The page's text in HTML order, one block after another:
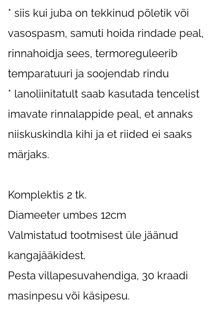
* siis kui juba on tekkinud põletik või
vasospasm, samuti hoida rindade peal,
rinnahoidja sees, termoreguleerib
temparatuuri ja soojendab rindu
* lanoliinitatult saab kasutada tencelist
imavate rinnalappide peal, et annaks
niiskuskindla kihi ja et riided ei saaks
märjaks.
Komplektis 2 tk.
Diameeter umbes 12cm
Valmistatud tootmisest üle jäänud
kangajääkidest.
Pesta villapesuvahendiga, 30 kraadi
masinpesu või käsipesu.